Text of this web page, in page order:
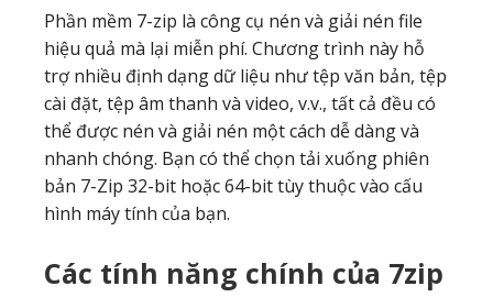
Phần mềm 7-zip là công cụ nén và giải nén file
hiệu quả mà lại miễn phí. Chương trình này hỗ
trợ nhiều định dạng dữ liệu như tệp văn bản, tệp
cài đặt, tệp âm thanh và video, v.v., tất cả đều có
thể được nén và giải nén một cách dễ dàng và
nhanh chóng. Bạn có thể chọn tải xuống phiên
bản 7-Zip 32-bit hoặc 64-bit tùy thuộc vào cấu
hình máy tính của bạn.
Các tính năng chính của 7zip